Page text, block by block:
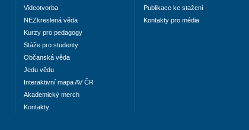
Videotvorba
NEZkreslená věda
Kurzy pro pedagogy
Stáže pro studenty
Občanská věda
Jedu vědu
Interaktivní mapa AV ČR
Akademický merch
Kontakty
Publikace ke stažení
Kontakty pro média